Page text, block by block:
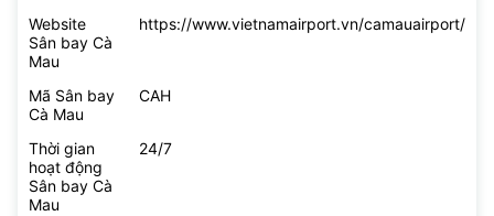
Website
Sân bay Cà
Mau
https://www.vietnamairport.vn/camauairport/
Mã Sân bay
Cà Mau
CAH
Thời gian
hoạt động
Sân bay Cà
Mau
24/7